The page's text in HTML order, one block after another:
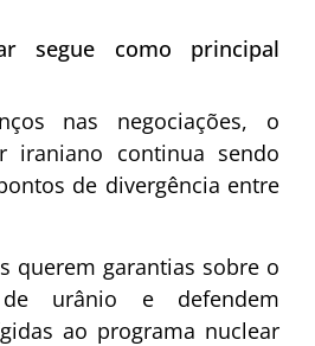
segue como principal
nas negociações, o
iraniano continua sendo
de divergência entre
querem garantias sobre o
de urânio e defendem
ao programa nuclear